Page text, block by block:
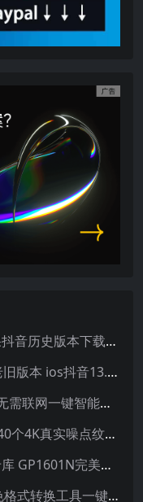
抖音旧版本5.6安装包下载 苹果抖音历史版本下载安装 ios抖音老旧版本大全 抖音5.6.0历史官方版安装下载
抖音13.6.0版本下载苹果历史老旧版本 ios抖音13.6旧版本安装包
AI离线抠图Excel版v1.1发布：无需联网一键智能去除背景
35mm电影胶片颗粒叠加素材 40个4K真实噪点纹理 20动态+20静态视频剪辑特效包
最新版PANTONE潘通色标薄卡库 GP1601N完美兼容Adobe Illustrator免费下载
Look Converter 2.0.4 LUT调色格式转换工具一键转换LR预设【附教程】